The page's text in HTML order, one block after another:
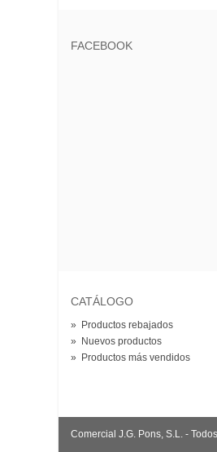
FACEBOOK
CATÁLOGO
»
Productos rebajados
»
Nuevos productos
»
Productos más vendidos
Comercial J.G. Pons, S.L. -